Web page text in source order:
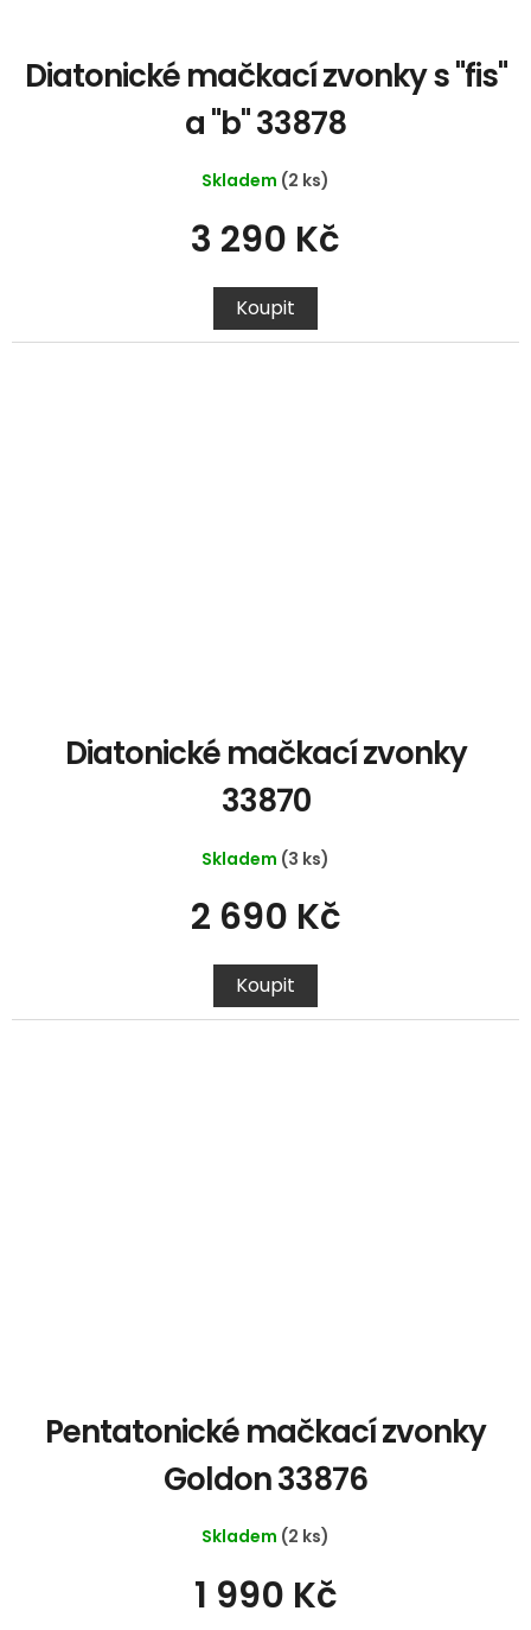
Diatonické mačkací zvonky s "fis"
a "b" 33878
Skladem (2 ks)
3 290 Kč
Koupit
Diatonické mačkací zvonky
33870
Skladem (3 ks)
2 690 Kč
Koupit
Pentatonické mačkací zvonky
Goldon 33876
Skladem (2 ks)
1 990 Kč